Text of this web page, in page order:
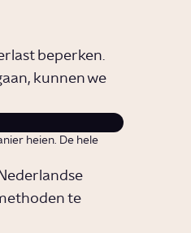
beperken.
kunnen we
heien. De hele
te